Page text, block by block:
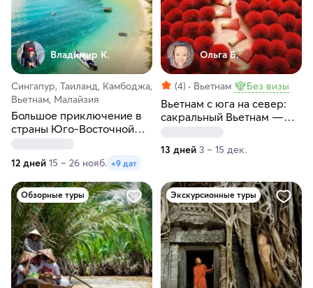
Владимир К.
Сингапур, Таиланд, Камбоджа,
Вьетнам, Малайзия
Большое приключение в
страны Юго-Восточной
12 дней 15 – 26 нояб. +9 дат
Ольга Б.
(4) Вьетнам Без визы
Вьетнам с юга на север:
сакральный Вьетнам —
13 дней 3 – 15 дек.
Обзорные туры Экскурсионные туры